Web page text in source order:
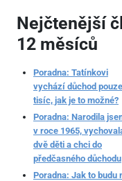
Nejčtenější
12 měsíců
Poradna: Tatínkovi
vychází důchod
tisíc, jak je to možné?
Poradna: Narodila
v roce 1965,
dvě děti a chci do
předčasného důchodu
Poradna: Jak to budu